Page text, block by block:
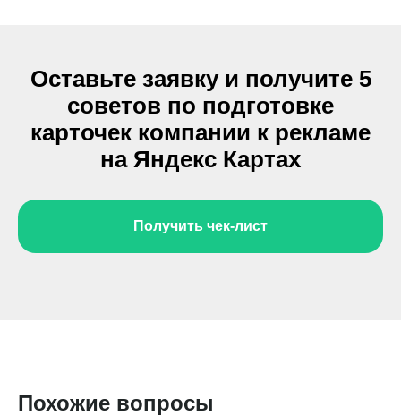
Оставьте заявку и получите 5
советов по подготовке
карточек компании к рекламе
на Яндекс Картах
Получить чек-лист
Похожие вопросы